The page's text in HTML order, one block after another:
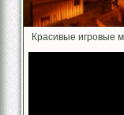
Красивые игровые